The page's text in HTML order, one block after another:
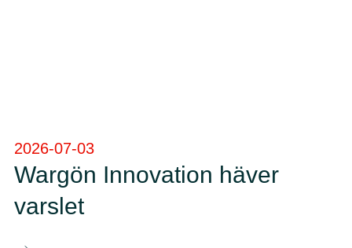
2026-07-03
Wargön Innovation häver
varslet